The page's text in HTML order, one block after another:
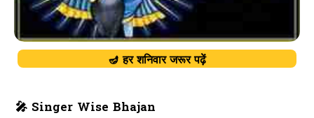
🪔 हर शनिवार जरूर पढ़ें
🎤 Singer Wise Bhajan